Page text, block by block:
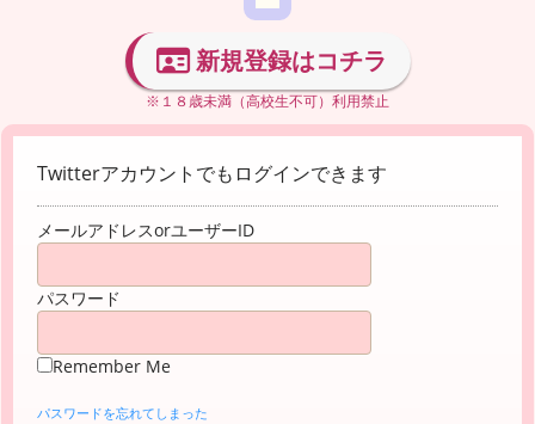
新規登録はコチラ
※１８歳未満（高校生不可）利用禁止
Twitterアカウントでもログインできます
メールアドレスorユーザーID
パスワード
Remember Me
パスワードを忘れてしまった